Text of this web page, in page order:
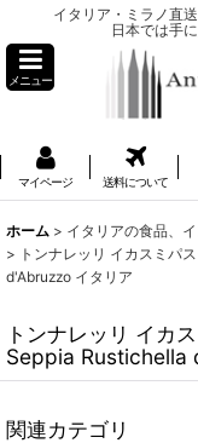
イタリア・ミラノ直
日本では手
メニュー
マイページ 送料について
ホーム > イタリアの食品、
> トンナレッリ イカスミパ
d'Abruzzo イタリア
トンナレッリ イカ
Seppia Rustichella
関連カテゴリ